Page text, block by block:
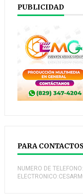
PUBLICIDAD
PARA CONTACTOS
NUMERO DE